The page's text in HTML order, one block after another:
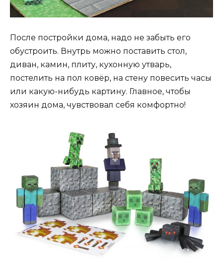
После постройки дома, надо не забыть его
обустроить. Внутрь можно поставить стол,
диван, камин, плиту, кухонную утварь,
постелить на пол ковёр, на стену повесить часы
или какую-нибудь картину. Главное, чтобы
хозяин дома, чувствовал себя комфортно!